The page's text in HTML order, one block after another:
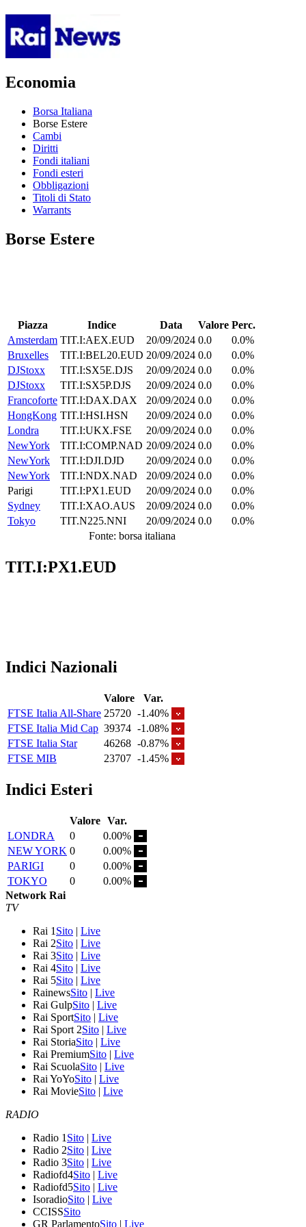
Economia
Borsa Italiana
Borse Estere
Cambi
Diritti
Fondi italiani
Fondi esteri
Obbligazioni
Titoli di Stato
Warrants
Borse Estere
Piazza Indice Data Valore Perc.
Amsterdam TIT.I:AEX.EUD 20/09/2024 0.0
0.0%
Bruxelles
TIT.I:BEL20.EUD 20/09/2024 0.0
0.0%
DJStoxx
TIT.I:SX5E.DJS 20/09/2024 0.0
0.0%
DJStoxx
TIT.I:SX5P.DJS 20/09/2024 0.0
0.0%
Francoforte TIT.I:DAX.DAX 20/09/2024 0.0
0.0%
HongKong TIT.I:HSI.HSN 20/09/2024 0.0
0.0%
Londra
TIT.I:UKX.FSE 20/09/2024 0.0
0.0%
NewYork
TIT.I:COMP.NAD 20/09/2024 0.0
0.0%
NewYork
TIT.I:DJI.DJD 20/09/2024 0.0
0.0%
NewYork
TIT.I:NDX.NAD 20/09/2024 0.0
0.0%
Parigi
TIT.I:PX1.EUD 20/09/2024 0.0
0.0%
Sydney
TIT.I:XAO.AUS 20/09/2024 0.0
0.0%
Tokyo
TIT.N225.NNI 20/09/2024 0.0
0.0%
Fonte: borsa italiana
TIT.I:PX1.EUD
Indici Nazionali
Valore
Var.
FTSE Italia All-Share 25720 -1.40%
FTSE Italia Mid Cap 39374 -1.08%
FTSE Italia Star
46268 -0.87%
FTSE MIB
23707 -1.45%
Indici Esteri
Valore Var.
LONDRA
0
0.00%
NEW YORK 0
0.00%
PARIGI
0
0.00%
TOKYO
0
0.00%
Network Rai
TV
Rai 1 Sito | Live
Rai 2Sito | Live
Rai 3Sito | Live
Rai 4Sito | Live
Rai 5Sito | Live
RainewsSito | Live
Rai GulpSito | Live
Rai SportSito | Live
Rai Sport 2Sito | Live
Rai StoriaSito | Live
Rai PremiumSito | Live
Rai ScuolaSito | Live
Rai YoYoSito | Live
Rai MovieSito | Live
RADIO
Radio 1 Sito | Live
Radio 2Sito | Live
Radio 3Sito | Live
Radiofd4Sito | Live
Radiofd5Sito | Live
IsoradioSito | Live
CCISSSito
GR ParlamentoSito | Live